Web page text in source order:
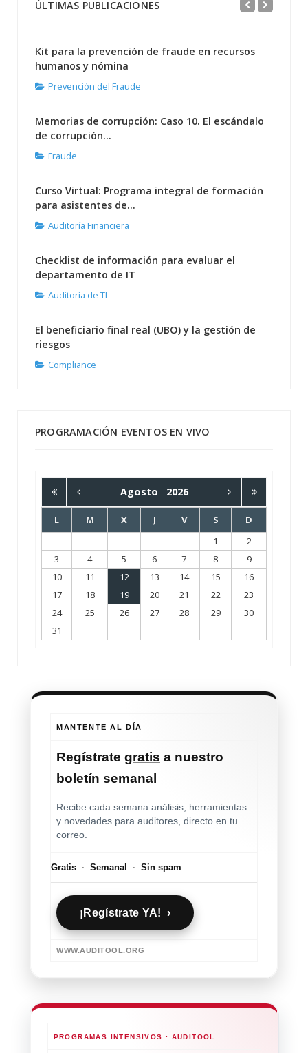
ÚLTIMAS PUBLICACIONES
Kit para la prevención de fraude en recursos
humanos y nómina
Prevención del Fraude
Memorias de corrupción: Caso 10. El escándalo
de corrupción...
Fraude
Curso Virtual: Programa integral de formación
para asistentes de...
Auditoría Financiera
Checklist de información para evaluar el
departamento de IT
Auditoría de TI
El beneficiario final real (UBO) y la gestión de
riesgos
Compliance
PROGRAMACIÓN EVENTOS EN VIVO
Agosto 2026
L M X J V S
D
1
2
3
4 5 6 7 8
9
10
11 12 13 14 15
16
17
18 19 20 21 22
23
24
25 26 27 28 29
30
31
MANTENTE AL DÍA
Regístrate gratis a nuestro
boletín semanal
Recibe cada semana análisis, herramientas
y novedades para auditores, directo en tu
correo.
Gratis · Semanal · Sin spam
¡Regístrate YA! ›
WWW.AUDITOOL.ORG
PROGRAMAS INTENSIVOS · AUDITOOL